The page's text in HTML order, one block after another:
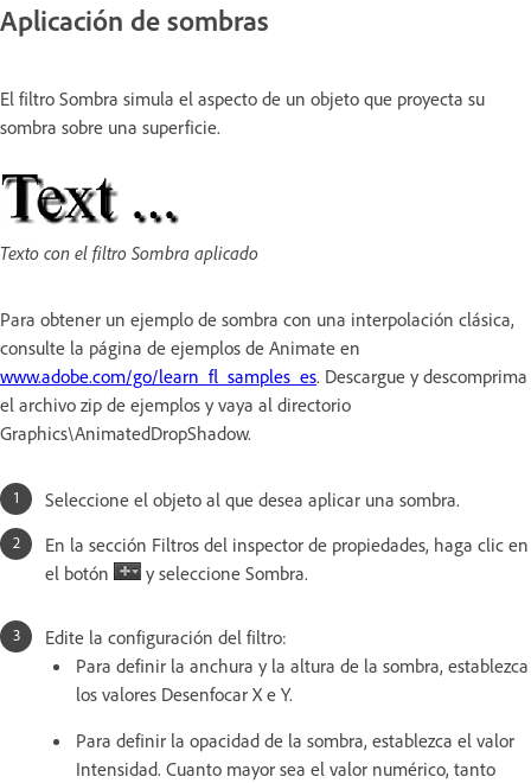
Aplicación de sombras
El filtro Sombra simula el aspecto de un objeto que proyecta su
sombra sobre una superficie.
Texto con el filtro Sombra aplicado
Para obtener un ejemplo de sombra con una interpolación clásica,
consulte la página de ejemplos de Animate en
www.adobe.com/go/learn_fl_samples_es. Descargue y descomprima
el archivo zip de ejemplos y vaya al directorio
Graphics\AnimatedDropShadow.
Seleccione el objeto al que desea aplicar una sombra.
En la sección Filtros del inspector de propiedades, haga clic en
el botón
y seleccione Sombra.
Edite la configuración del filtro:
Para definir la anchura y la altura de la sombra, establezca
los valores Desenfocar X e Y.
Para definir la opacidad de la sombra, establezca el valor
Intensidad. Cuanto mayor sea el valor numérico, tanto